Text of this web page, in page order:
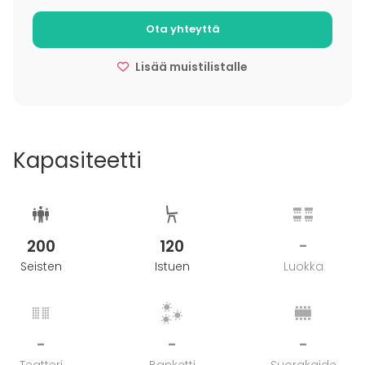
Järjestelypalkkio sisältää tilan järjestelyt, kattamisen,
henkilökunnan, valkoiset pöytäliinat, harmaat
kangasservietit, kynttilät ja juhlien päätteeksi tilan
teidän tarpeisiin parhaiten toimivan kokonaisuuden.
juuri teille sopivat tarjoilut.
Lisätietoa peruutuksesta
tilaisuudesta, veloitetaan puolet sovitusta tarjoilusta.
Ota yhteyttä
Lisää muistilistalle
Kapasiteetti
200
Seisten
120
Istuen
-
Luokka
- - -